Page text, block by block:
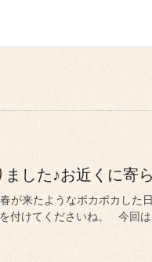
した♪お近くに寄
が来たようなポカポカした
付けてくださいね。 今回